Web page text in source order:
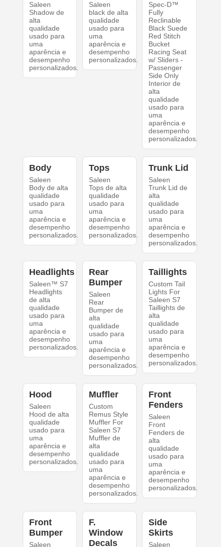
Saleen
Shadow de
alta
qualidade
usado para
uma
aparência e
desempenho
personalizados.
Saleen
black de alta
qualidade
usado para
uma
aparência e
desempenho
personalizados.
Spec-D™
Fully
Reclinable
Black Suede
Red Stitch
Bucket
Racing Seat
w/ Sliders -
Passenger
Side Only
Interior de
alta
qualidade
usado para
uma
aparência e
desempenho
personalizados.
Body
Saleen
Body de alta
qualidade
usado para
uma
aparência e
desempenho
personalizados.
Tops
Saleen
Tops de alta
qualidade
usado para
uma
aparência e
desempenho
personalizados.
Trunk Lid
Saleen
Trunk Lid de
alta
qualidade
usado para
uma
aparência e
desempenho
personalizados.
Headlights
Saleen™ S7
Headlights
de alta
qualidade
usado para
uma
aparência e
desempenho
personalizados.
Rear
Bumper
Saleen
Rear
Bumper de
alta
qualidade
usado para
uma
aparência e
desempenho
personalizados.
Taillights
Custom Tail
Lights For
Saleen S7
Taillights de
alta
qualidade
usado para
uma
aparência e
desempenho
personalizados.
Hood
Saleen
Hood de alta
qualidade
usado para
uma
aparência e
desempenho
personalizados.
Muffler
Custom
Remus Style
Muffler For
Saleen S7
Muffler de
alta
qualidade
usado para
uma
aparência e
desempenho
personalizados.
Front
Fenders
Saleen
Front
Fenders de
alta
qualidade
usado para
uma
aparência e
desempenho
personalizados.
Front
Bumper
Saleen
F.
Window
Decals
Side
Skirts
Saleen